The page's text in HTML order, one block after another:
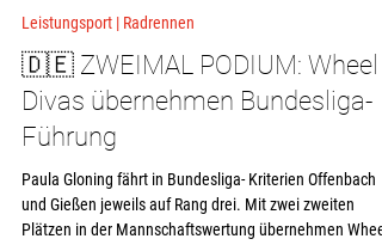
Hans-Günter Päske
vor 5 Tagen
Leistungsport | Radrennen
🇩🇪 ZWEIMAL PODIUM: Wheel
Divas übernehmen Bundesliga-
Führung
Paula Gloning fährt in Bundesliga- Kriterien Offenbach